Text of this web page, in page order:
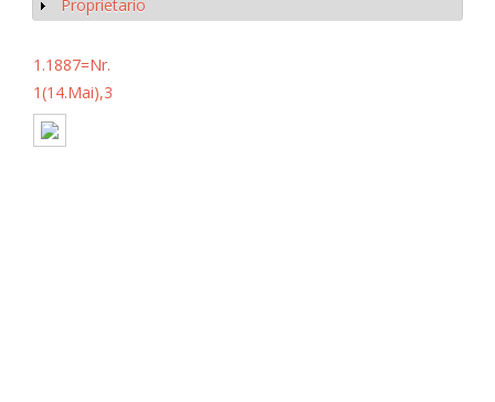
Mostrar
Proprietario
1.1887=Nr.
1(14.Mai),3